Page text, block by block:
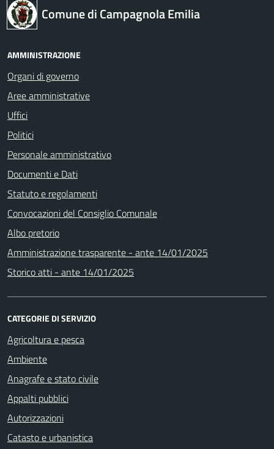
Comune di Campagnola Emilia
AMMINISTRAZIONE
Organi di governo
Aree amministrative
Uffici
Politici
Personale amministrativo
Documenti e Dati
Statuto e regolamenti
Convocazioni del Consiglio Comunale
Albo pretorio
Amministrazione trasparente - ante 14/01/2025
Storico atti - ante 14/01/2025
CATEGORIE DI SERVIZIO
Agricoltura e pesca
Ambiente
Anagrafe e stato civile
Appalti pubblici
Autorizzazioni
Catasto e urbanistica